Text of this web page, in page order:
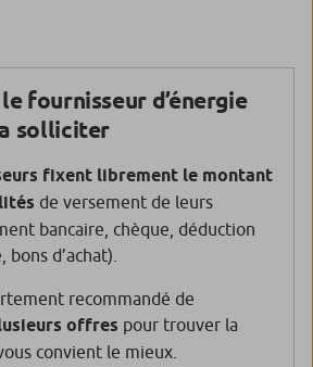
fournisseur d’énergie
solliciter
fixent librement le montant
de versement de leurs
bancaire, chèque, déduction
d’achat).
recommandé de
offres pour trouver la
convient le mieux.